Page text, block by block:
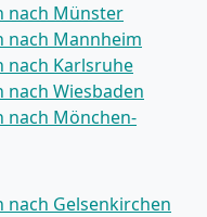
nach Münster
nach Mannheim
nach Karlsruhe
Wiesbaden
nach Mönchen­
Gelsenkirchen